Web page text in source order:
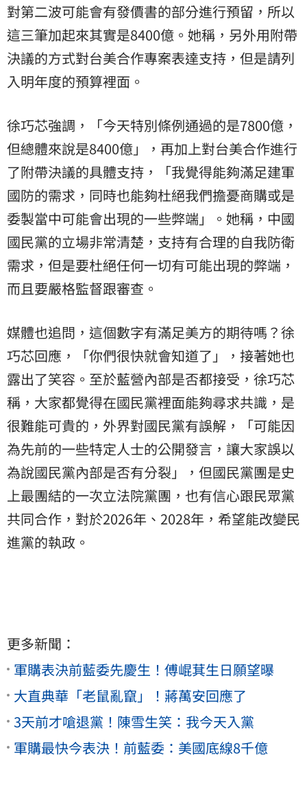
對第二波可能會有發價書的部分進行預留，所以
這三筆加起來其實是8400億。她稱，另外用附帶
決議的方式對台美合作專案表達支持，但是請列
入明年度的預算裡面。
徐巧芯強調，「今天特別條例通過的是7800億，
但總體來說是8400億」，再加上對台美合作進行
了附帶決議的具體支持，「我覺得能夠滿足建軍
國防的需求，同時也能夠杜絕我們擔憂商購或是
委製當中可能會出現的一些弊端」。她稱，中國
國民黨的立場非常清楚，支持有合理的自我防衛
需求，但是要杜絕任何一切有可能出現的弊端，
而且要嚴格監督跟審查。
媒體也追問，這個數字有滿足美方的期待嗎？徐
巧芯回應，「你們很快就會知道了」，接著她也
露出了笑容。至於藍營內部是否都接受，徐巧芯
稱，大家都覺得在國民黨裡面能夠尋求共識，是
很難能可貴的，外界對國民黨有誤解，「可能因
為先前的一些特定人士的公開發言，讓大家誤以
為說國民黨內部是否有分裂」，但國民黨團是史
上最團結的一次立法院黨團，也有信心跟民眾黨
共同合作，對於2026年、2028年，希望能改變民
進黨的執政。
更多新聞：
軍購表決前藍委先慶生！傅崐萁生日願望曝
大直典華「老鼠亂竄」！蔣萬安回應了
3天前才嗆退黨！陳雪生笑：我今天入黨
軍購最快今表決！前藍委：美國底線8千億